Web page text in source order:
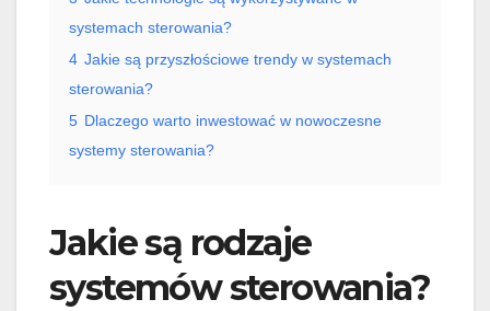
systemach sterowania?
4 Jakie są przyszłościowe trendy w systemach
sterowania?
5 Dlaczego warto inwestować w nowoczesne
systemy sterowania?
Jakie są rodzaje
systemów sterowania?